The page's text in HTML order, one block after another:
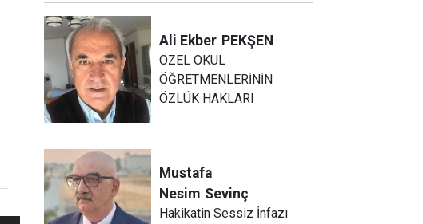
Ali Ekber PEKŞEN
ÖZEL OKUL
ÖĞRETMENLERİNİN
ÖZLÜK HAKLARI
Mustafa
Nesim Sevinç
Hakikatin Sessiz İnfazı